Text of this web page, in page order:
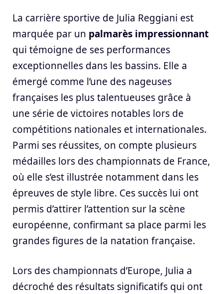
La carrière sportive de Julia Reggiani est
marquée par un palmarès impressionnant
qui témoigne de ses performances
exceptionnelles dans les bassins. Elle a
émergé comme l’une des nageuses
françaises les plus talentueuses grâce à
une série de victoires notables lors de
compétitions nationales et internationales.
Parmi ses réussites, on compte plusieurs
médailles lors des championnats de France,
où elle s’est illustrée notamment dans les
épreuves de style libre. Ces succès lui ont
permis d’attirer l’attention sur la scène
européenne, confirmant sa place parmi les
grandes figures de la natation française.
Lors des championnats d’Europe, Julia a
décroché des résultats significatifs qui ont